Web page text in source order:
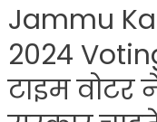
Jammu
2024
टाइम वोटर